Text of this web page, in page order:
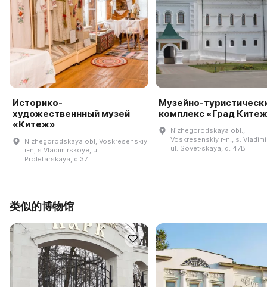
Историко-
художественнный музей
«Китеж»
Nizhegorodskaya obl, Voskresenskiy
r-n, s Vladimirskoye, ul
Proletarskaya, d 37
Музейно-
комплекс «Град
Nizhegorodskaya obl.,
Voskresenskiy r-n., s.
ul. Sovet·skaya, d. 47B
类似的博物馆